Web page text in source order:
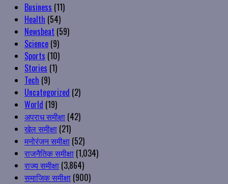
Business (11)
Health (54)
Newsbeat (59)
Science (9)
Sports (10)
Stories (1)
Tech (9)
Uncategorized (2)
World (19)
अपराध समीक्षा (42)
खेल समीक्षा (21)
मनोरंजन समीक्षा (52)
राजनैतिक समीक्षा (1,034)
राज्य समीक्षा (3,864)
समाजिक समीक्षा (900)